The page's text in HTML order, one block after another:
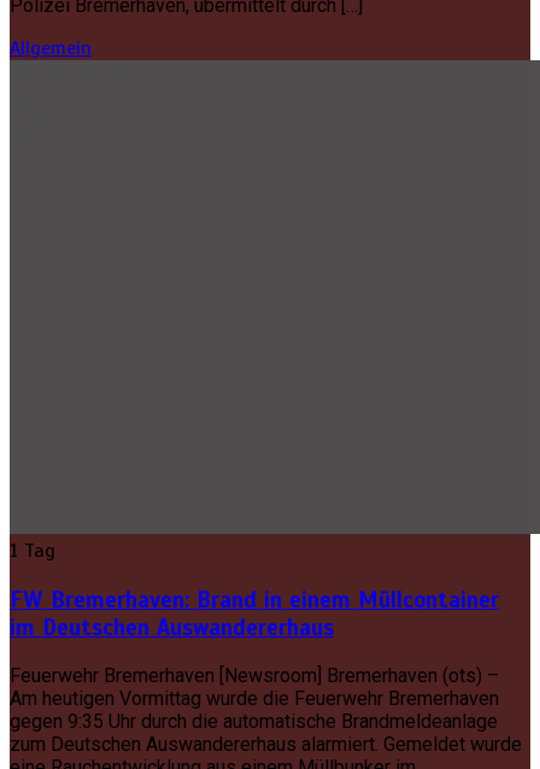
Polizei Bremerhaven, übermittelt durch […]
Allgemein
1 Tag
FW Bremerhaven: Brand in einem Müllcontainer
im Deutschen Auswandererhaus
Feuerwehr Bremerhaven [Newsroom] Bremerhaven (ots) –
Am heutigen Vormittag wurde die Feuerwehr Bremerhaven
gegen 9:35 Uhr durch die automatische Brandmeldeanlage
zum Deutschen Auswandererhaus alarmiert. Gemeldet wurde